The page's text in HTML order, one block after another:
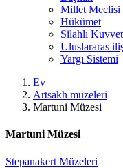
Millet Meclisi
Hükümet
Silahlı
Uluslararas
Yargı Sistemi
Ev
Artsakh müzeleri
Martuni Müzesi
Martuni Müzesi
Stepanakert Müzeleri